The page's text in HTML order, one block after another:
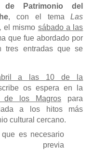
de Patrimonio del
, con el temaLas
el mismo sábado a las
que fue abordado por
entradas que se
a las 10 de la
os espera en la
de los Magros para
a los hitos más
cultural cercano.
es necesario
previa